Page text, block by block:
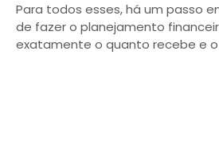
Para todos esses, há um passo
de fazer o planejamento
exatamente o quanto recebe e